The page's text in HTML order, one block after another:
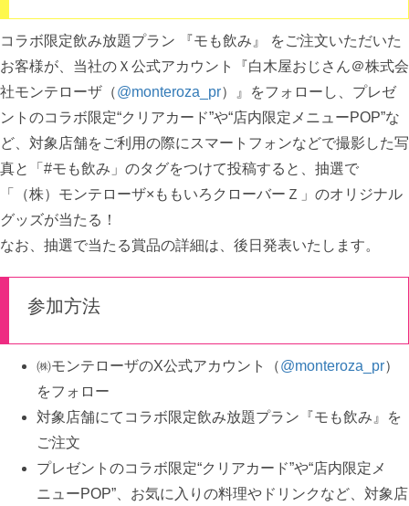
コラボ限定飲み放題プラン 『モも飲み』 をご注文いただいた
お客様が、当社のＸ公式アカウント『白木屋おじさん＠株式会
社モンテローザ（@monteroza_pr）』をフォローし、プレゼ
ントのコラボ限定“クリアカード”や“店内限定メニューPOP”な
ど、対象店舗をご利用の際にスマートフォンなどで撮影した写
真と「#モも飲み」のタグをつけて投稿すると、抽選で
「（株）モンテローザ×ももいろクローバーＺ」のオリジナル
グッズが当たる！
なお、抽選で当たる賞品の詳細は、後日発表いたします。
参加方法
㈱モンテローザのX公式アカウント（@monteroza_pr）
をフォロー
対象店舗にてコラボ限定飲み放題プラン『モも飲み』を
ご注文
プレゼントのコラボ限定“クリアカード”や“店内限定メ
ニューPOP”、お気に入りの料理やドリンクなど、対象店